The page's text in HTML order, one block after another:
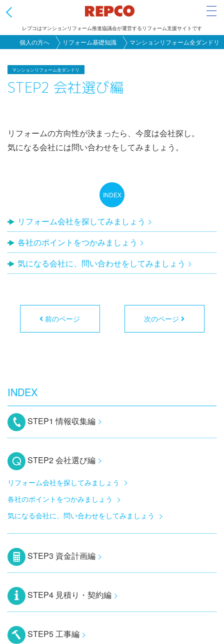
レプコはマンションリフォーム推進協議会が運営するリフォーム支援サイトです
個人の方へ リフォーム基礎知識 マンションリフォーム全ダンドリ
マンションリフォーム全ダンドリ
STEP2 会社選び編
リフォームの方向性が決まったら、今度は会社探し。
気になる会社には問い合わせをしてみましょう。
リフォーム会社を探してみましょう
各社のポイントをつかみましょう
気になる会社に、問い合わせをしてみましょう
前のページ 次のページ
INDEX
STEP1 情報収集編
STEP2 会社選び編
リフォーム会社を探してみましょう
各社のポイントをつかみましょう
気になる会社に、問い合わせをしてみましょう
STEP3 資金計画編
STEP4 見積り・契約編
STEP5 工事編